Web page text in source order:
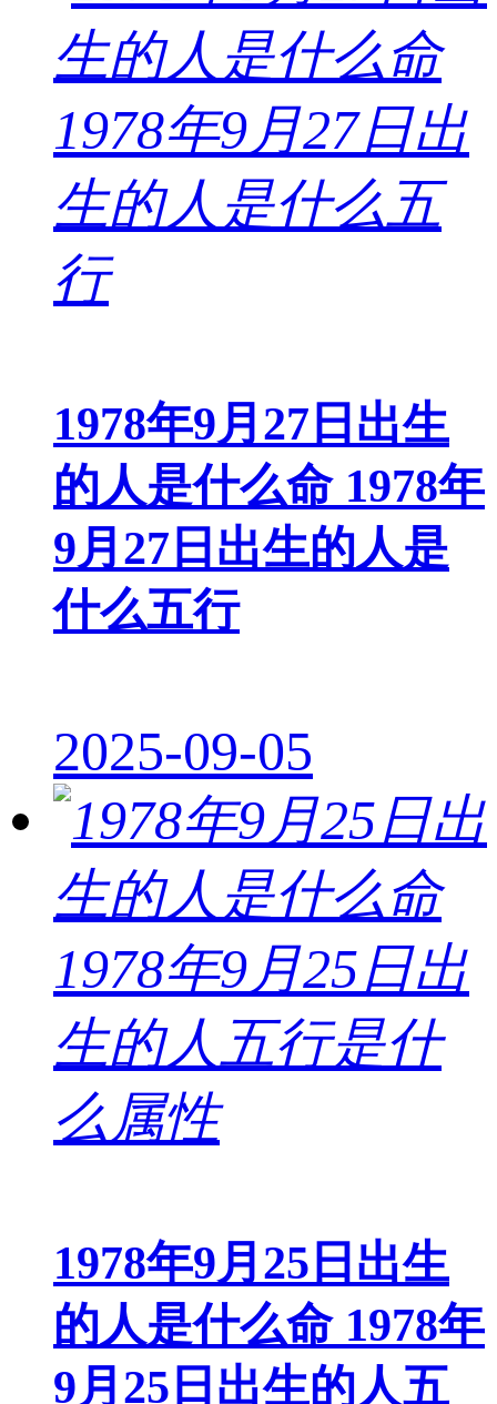
1978年9月27日出生
的人是什么命 1978年
9月27日出生的人是
什么五行
2025-09-05
1978年9月25日出生
的人是什么命 1978年
9月25日出生的人五